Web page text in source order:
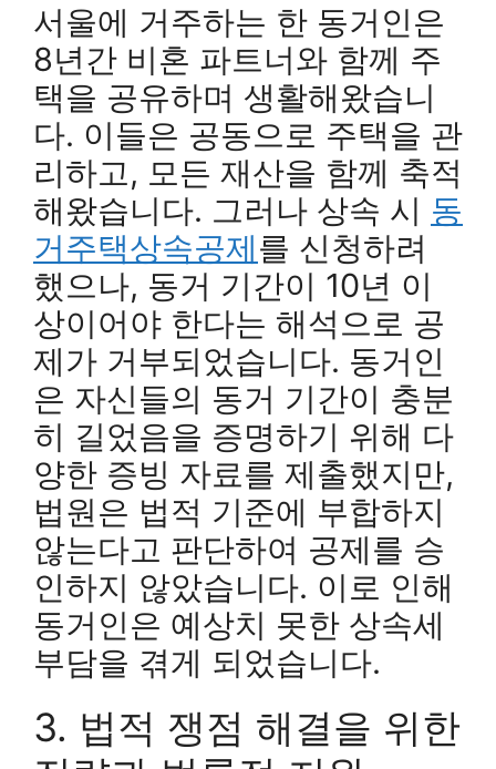
서울에 거주하는 한 동거인은
8년간 비혼 파트너와 함께 주
택을 공유하며 생활해왔습니
다. 이들은 공동으로 주택을 관
리하고, 모든 재산을 함께 축적
해왔습니다. 그러나 상속 시 동
거주택상속공제를 신청하려
했으나, 동거 기간이 10년 이
상이어야 한다는 해석으로 공
제가 거부되었습니다. 동거인
은 자신들의 동거 기간이 충분
히 길었음을 증명하기 위해 다
양한 증빙 자료를 제출했지만,
법원은 법적 기준에 부합하지
않는다고 판단하여 공제를 승
인하지 않았습니다. 이로 인해
동거인은 예상치 못한 상속세
부담을 겪게 되었습니다.
3. 법적 쟁점 해결을 위한